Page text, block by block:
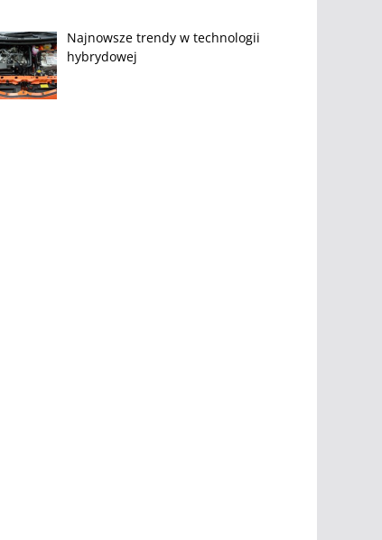
Najnowsze trendy w technologii
hybrydowej